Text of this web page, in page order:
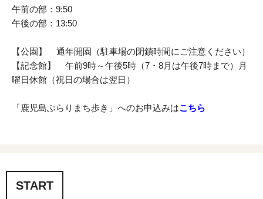
午前の部：9:50
午後の部：13:50
【公園】 通年開園（駐車場の閉鎖時間にご注意ください）
【記念館】 午前9時～午後5時（7・8月は午後7時まで）月
曜日休館（祝日の場合は翌日）
「鹿児島ぶらりまち歩き」へのお申込みはこちら
START